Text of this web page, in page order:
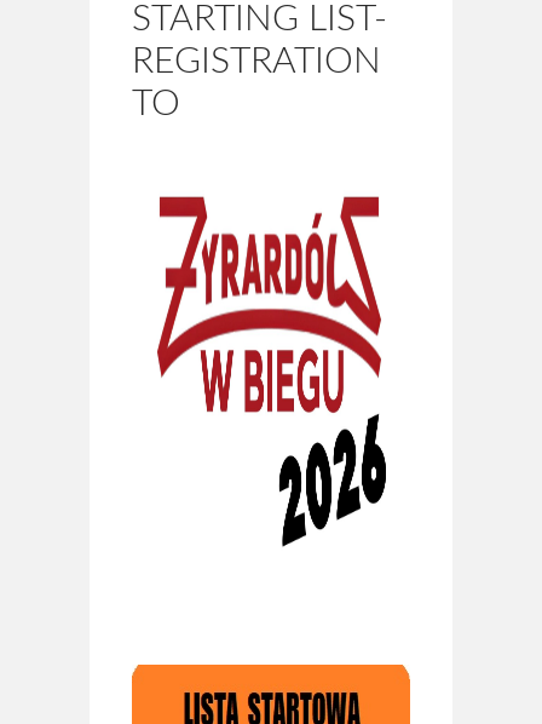
Sklep
Kontakt
STARTING LIST-
REGISTRATION
TO